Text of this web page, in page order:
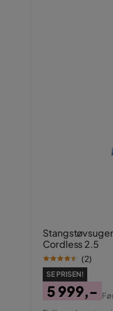
Cordless 2.5
(2)
SE PRISEN!
5 999,-